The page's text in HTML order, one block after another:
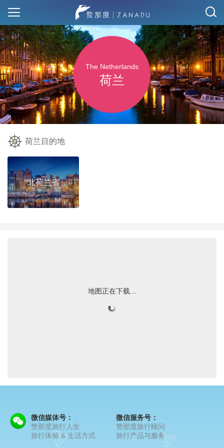
The Netherlands
荷兰
荷兰目的地
北荷兰省
地图正在下载...
微信媒体号：
赞那度旅行人生
旅行体验 & 生活方式
微信服务号：
赞那度旅行顾问
旅行产品与服务